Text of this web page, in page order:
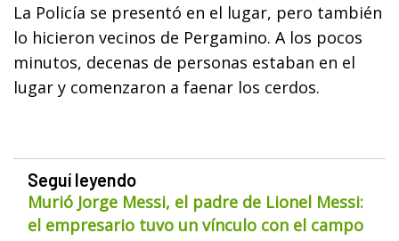
La Policía se presentó en el lugar, pero también
lo hicieron vecinos de Pergamino. A los pocos
minutos, decenas de personas estaban en el
lugar y comenzaron a faenar los cerdos.
Seguí leyendo
Murió Jorge Messi, el padre de Lionel Messi:
el empresario tuvo un vínculo con el campo